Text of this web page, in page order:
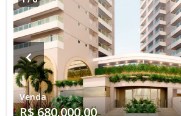
Venda
R$ 680.000,00